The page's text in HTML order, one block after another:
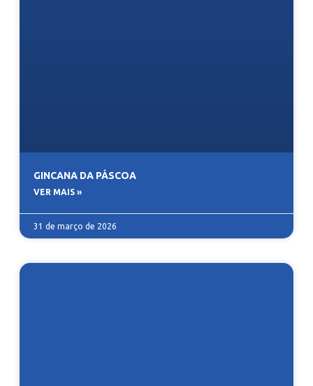
GINCANA DA PÁSCOA
VER MAIS »
31 de março de 2026